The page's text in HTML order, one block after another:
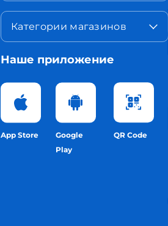
Категории магазинов
Наше приложение
App Store
Google
Play
QR Code